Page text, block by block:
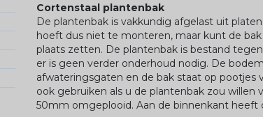
Cortenstaal plantenbak
De plantenbak is vakkundig afgelast uit
hoeft dus niet te monteren, maar kunt de
plaats zetten. De plantenbak is bestand
er is geen verder onderhoud nodig. De
afwateringsgaten en de bak staat op pootjes
ook gebruiken als u de plantenbak zou willen
50mm omgeplooid. Aan de binnenkant heeft